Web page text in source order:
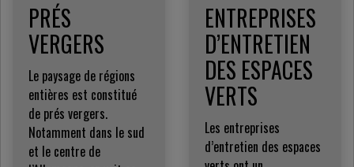
PRÉS
VERGERS
Le paysage de régions
entières est constitué
de prés vergers.
Notamment dans le sud
et le centre de
ENTREPRISES
D’ENTRETIEN
DES ESPACES
VERTS
Les entreprises
d’entretien des espaces